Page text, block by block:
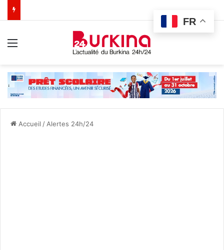
Accueil / Alertes 24h/24
FR